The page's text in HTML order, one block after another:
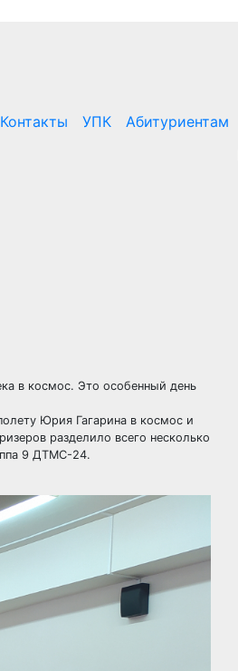
Контакты УПК
Абитуриентам
в космос. Это особенный день
Юрия Гагарина в космос и
разделило всего несколько
9 ДТМС-24.